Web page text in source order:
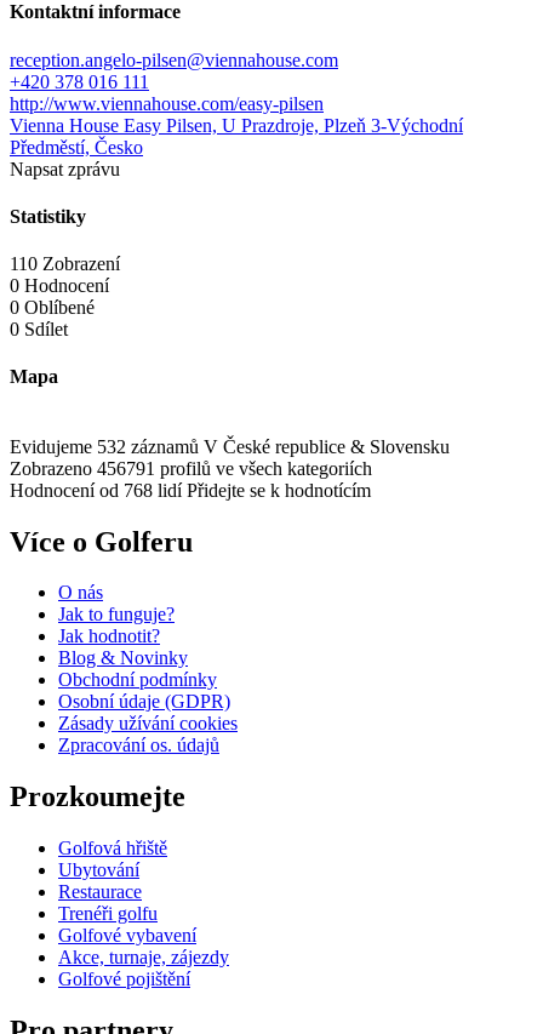
Kontaktní informace
reception.angelo-pilsen@viennahouse.com
+420 378 016 111
http://www.viennahouse.com/easy-pilsen
Vienna House Easy Pilsen, U Prazdroje, Plzeň 3-Východní
Předměstí, Česko
Napsat zprávu
Statistiky
110 Zobrazení
0 Hodnocení
0 Oblíbené
0 Sdílet
Mapa
Evidujeme 532 záznamů V České republice & Slovensku
Zobrazeno 456791 profilů ve všech kategoriích
Hodnocení od 768 lidí Přidejte se k hodnotícím
Více o Golferu
O nás
Jak to funguje?
Jak hodnotit?
Blog & Novinky
Obchodní podmínky
Osobní údaje (GDPR)
Zásady užívání cookies
Zpracování os. údajů​
Prozkoumejte
Golfová hřiště
Ubytování
Restaurace
Trenéři golfu
Golfové vybavení
Akce, turnaje, zájezdy
Golfové pojištění